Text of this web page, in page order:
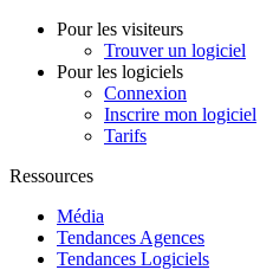
Pour les visiteurs
Trouver un logiciel
Pour les logiciels
Connexion
Inscrire mon logiciel
Tarifs
Ressources
Média
Tendances Agences
Tendances Logiciels